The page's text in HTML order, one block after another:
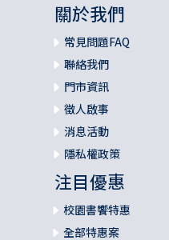
關於我們
常見問題FAQ
聯絡我們
門市資訊
徵人啟事
消息活動
隱私權政策
注目優惠
校園書饗特惠
全部特惠案